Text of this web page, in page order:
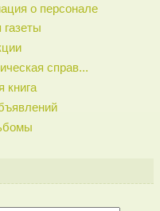
о персонале
газеты
справ...
книга